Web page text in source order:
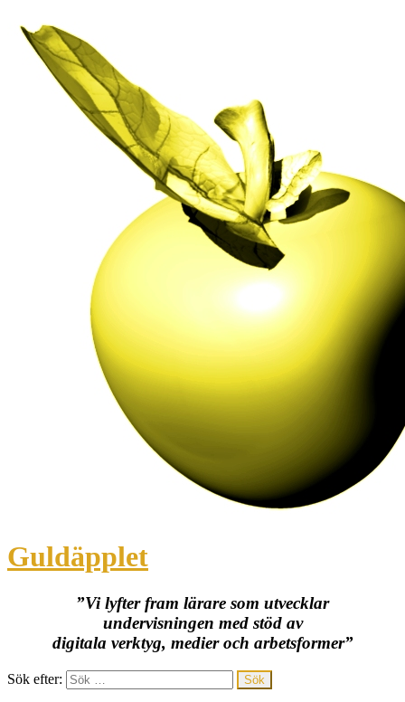
Guldäpplet
”Vi lyfter fram lärare som utvecklar
undervisningen med stöd av
digitala verktyg, medier och arbetsformer”
Sök efter: